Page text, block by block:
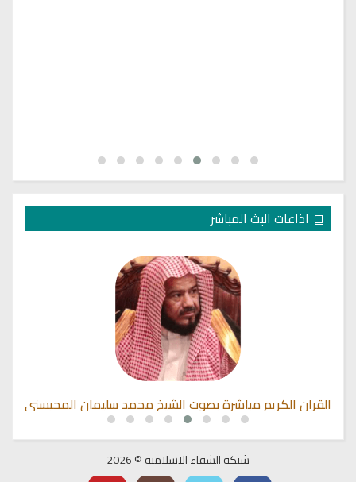
اذاعات البث المباشر
القران الكريم مباشرة بصوت الشيخ محمد سليمان المحيسني
شبكة الشفاء الاسلامية © 2026